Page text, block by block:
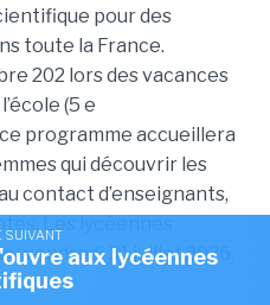
SUIVANT
aux lycéennes
pour des
toute la France.
202 lors des vacances
(5 e
programme accueillera
qui découvrir les
contact d’enseignants,
vendredi 31 juillet 2026.